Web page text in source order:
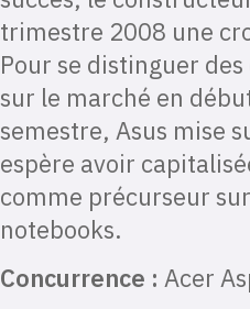
trimestre 2008 une
Pour se distinguer
sur le marché en
semestre, Asus mise
espère avoir
comme précurseur
notebooks.
Concurrence : Acer